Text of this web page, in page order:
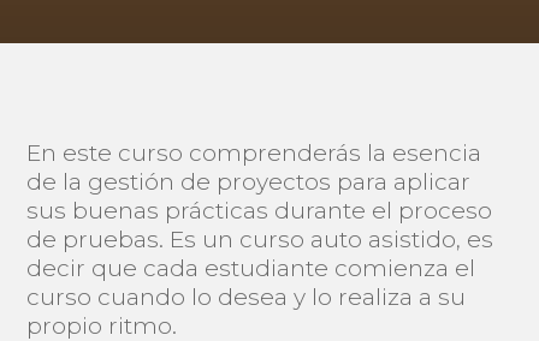
En este curso comprenderás la esencia
de la gestión de proyectos para aplicar
sus buenas prácticas durante el proceso
de pruebas. Es un curso auto asistido, es
decir que cada estudiante comienza el
curso cuando lo desea y lo realiza a su
propio ritmo.